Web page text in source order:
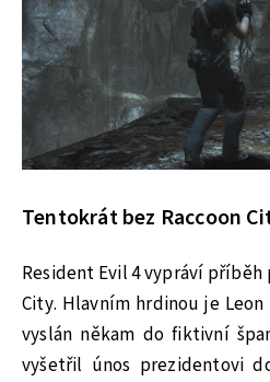
Tentokrát bez Raccoon
Resident Evil 4 vypráví příběh
City. Hlavním hrdinou je
vyslán někam do fiktivní
vyšetřil únos prezidentovi